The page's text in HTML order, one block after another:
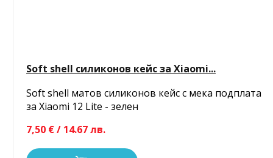
Soft shell силиконов кейс за Xiaomi...
Soft shell матов силиконов кейс с мека подплата
за Xiaomi 12 Lite - зелен
7,50 € / 14.67 лв.